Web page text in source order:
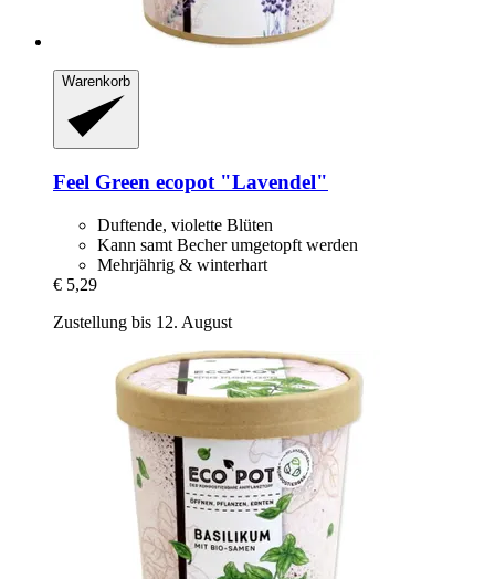
Warenkorb
Feel Green ecopot "Lavendel"
Duftende, violette Blüten
Kann samt Becher umgetopft werden
Mehrjährig & winterhart
€ 5,29
Zustellung bis 12. August